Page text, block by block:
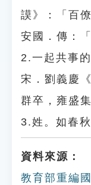
謨》：「百
安國．傳：
2.一起共事
宋．劉義慶
群卒，雍盛
3.姓。如春
資料來源：
教育部重編